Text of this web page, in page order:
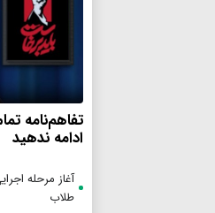
تفاهم‌نامه
ادامه ندهید
آغاز مرحله
طلاب